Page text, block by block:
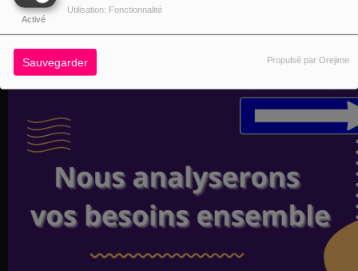
Activé
Utilisation: Fonctionnalité
Sauvegarder Propulsé par Orejime